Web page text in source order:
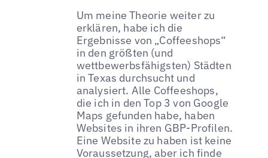
Um meine Theorie weiter zu
erklären, habe ich die
Ergebnisse von „Coffeeshops“
in den größten (und
wettbewerbsfähigsten) Städten
in Texas durchsucht und
analysiert. Alle Coffeeshops,
die ich in den Top 3 von Google
Maps gefunden habe, haben
Websites in ihren GBP-Profilen.
Eine Website zu haben ist keine
Voraussetzung, aber ich finde